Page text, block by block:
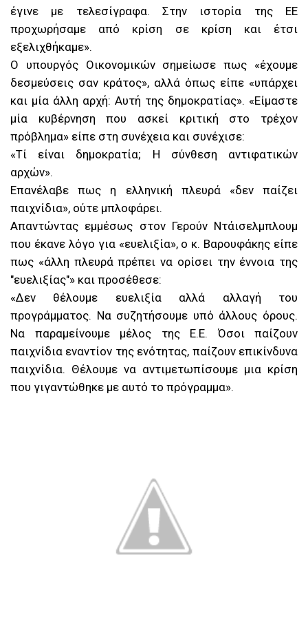
έγινε με τελεσίγραφα. Στην ιστορία της ΕΕ
προχωρήσαμε από κρίση σε κρίση και έτσι
εξελιχθήκαμε».
Ο υπουργός Οικονομικών σημείωσε πως «έχουμε
δεσμεύσεις σαν κράτος», αλλά όπως είπε «υπάρχει
και μία άλλη αρχή: Αυτή της δημοκρατίας». «Είμαστε
μία κυβέρνηση που ασκεί κριτική στο τρέχον
πρόβλημα» είπε στη συνέχεια και συνέχισε:
«Τί είναι δημοκρατία; Η σύνθεση αντιφατικών
αρχών».
Επανέλαβε πως η ελληνική πλευρά «δεν παίζει
παιχνίδια», ούτε μπλοφάρει.
Απαντώντας εμμέσως στον Γερούν Ντάισελμπλουμ​
που έκανε λόγο για «ευελιξία», ο κ. Βαρουφάκης είπε
πως «άλλη πλευρά πρέπει να ορίσει την έννοια της
"ευελιξίας"» και προσέθεσε:
«Δεν θέλουμε ευελιξία αλλά αλλαγή του
προγράμματος. Να συζητήσουμε υπό άλλους όρους.
Να παραμείνουμε μέλος της Ε.Ε. Όσοι παίζουν
παιχνίδια εναντίον της ενότητας, παίζουν επικίνδυνα
παιχνίδια. Θέλουμε να αντιμετωπίσουμε μια κρίση
που γιγαντώθηκε με αυτό το πρόγραμμα».